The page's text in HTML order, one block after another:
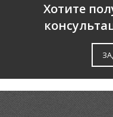
Хотите